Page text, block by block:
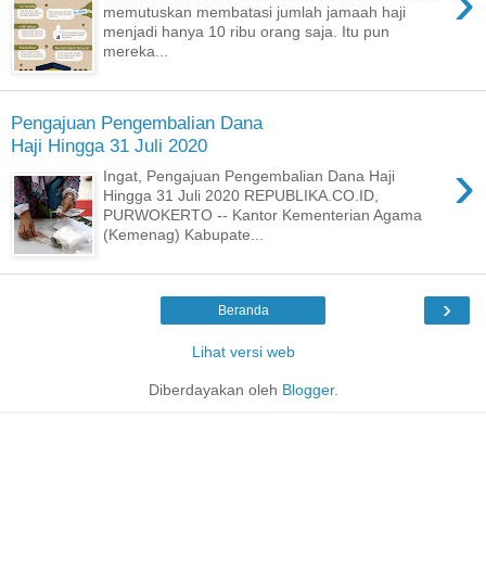
memutuskan membatasi jumlah jamaah haji
menjadi hanya 10 ribu orang saja. Itu pun
mereka...
Pengajuan Pengembalian Dana
Haji Hingga 31 Juli 2020
›
Ingat, Pengajuan Pengembalian Dana Haji
Hingga 31 Juli 2020 REPUBLIKA.CO.ID,
PURWOKERTO -- Kantor Kementerian Agama
(Kemenag) Kabupate...
›
Beranda
Lihat versi web
Diberdayakan oleh Blogger.